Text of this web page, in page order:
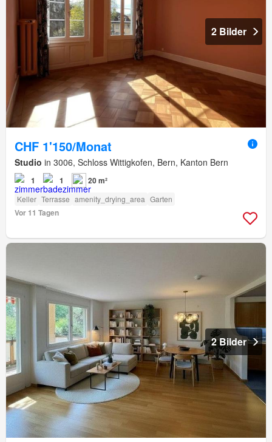
2 Bilder
CHF 1'150/Monat
Studio in 3006, Schloss Wittigkofen, Bern, Kanton Bern
1 1 20 m²
Keller Terrasse amenity_drying_area Garten
Vor 11 Tagen
2 Bilder